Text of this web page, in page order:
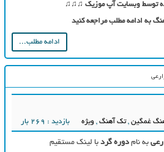
توسط وبسایت آپ موزیک ♫♫♫
به ادامه مطلب مراجعه کنید
ادامه مطلب...
غمگین,تک آهنگ, ویژه بازدید : 269 بار
به نام دوره گرد با لینک مستقیم